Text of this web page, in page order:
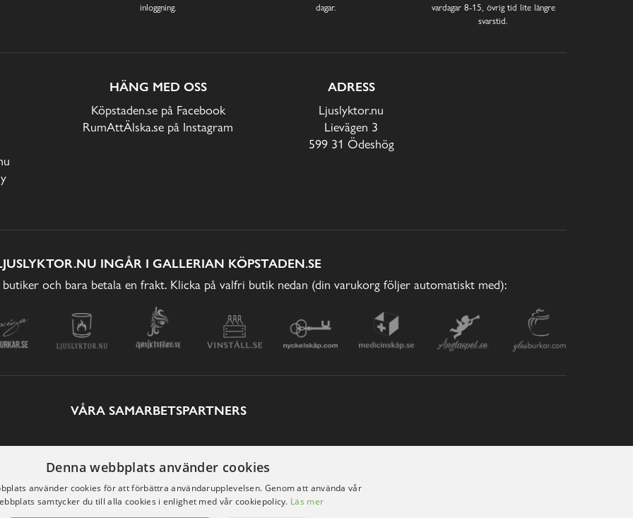
inloggning.
dagar.
vardagar 8-15, övrig tid lite längre
svarstid.
HÄNG MED OSS
Köpstaden.se på Facebook
RumAttÄlska.se på Instagram
ADRESS
Ljuslyktor.nu
Lievägen 3
599 31 Ödeshög
INGÅR I GALLERIAN KÖPSTADEN.SE
och bara betala en frakt. Klicka på valfri butik nedan (din varukorg följer automatiskt med):
VÅRA SAMARBETSPARTNERS
Denna webbplats använder cookies
använder cookies för att förbättra användarupplevelsen. Genom att använda vår
samtycker du till alla cookies i enlighet med vår cookiepolicy. Läs mer